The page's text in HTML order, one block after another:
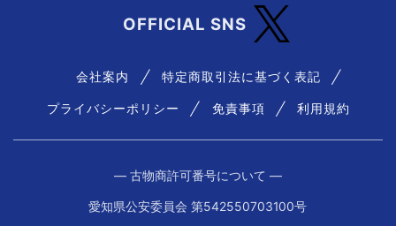
OFFICIAL SNS
会社案内 特定商取引法に基づく表記
プライバシーポリシー 免責事項 利用規約
― 古物商許可番号について ―
愛知県公安委員会 第542550703100号